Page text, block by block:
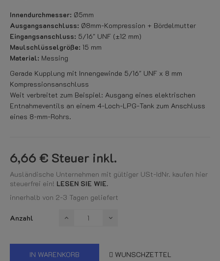
Innendurchmesser: Ø5mm
Ausgangsanschluss: Ø8mm-Kompression + Bördelmutter
Eingangsanschluss: 5/16" UNF (±12 mm)
Maulschlüsselgröße: 15 mm
Material: Messing
Gerade Kupplung mit Innengewinde 5/16" UNF x 8 mm
Kompressionsanschluss
Weit verbreitet zum Beispiel: Ausgang eines elektrischen
Entnahmeventils an einem 4-Loch-LPG-Tank zum Anschluss
eines 8-mm-Rohrs.
6,66 € Steuer inkl.
Ausländische Unternehmen mit gültiger USt-IdNr. kaufen hier
steuerfrei ein! LESEN SIE WIE.
innerhalb von 2-3 Tagen geliefert
Anzahl
IN WARENKORB WUNSCHZETTEL